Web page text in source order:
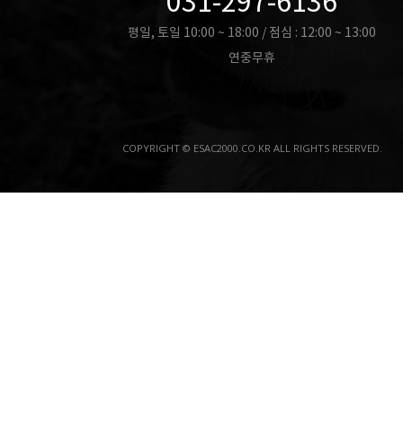
평일, 토일 10:00 ~ 18:00 / 점심 : 12:00 ~ 13:00
연중무휴
COPYRIGHT © ESAC2000.CO.KR ALL RIGHTS RESERVED.